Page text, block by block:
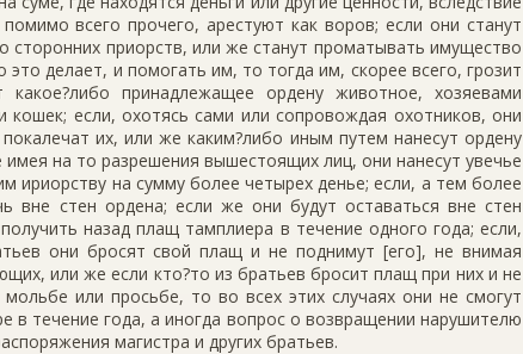
всего прочего, арестуют как воров; если они станут
сторонних приорств, или же станут проматывать имущество
делает, и помогать им, то тогда им, скорее всего, грозит
принадлежащее ордену животное, хозяевами
если, охотясь сами или сопровождая охотников, они
их, или же каким?либо иным путем нанесут ордену
на то разрешения вышестоящих лиц, они нанесут увечье
ириорству на сумму более четырех денье; если, а тем более
стен ордена; если же они будут оставаться вне стен
назад плащ тамплиера в течение одного года; если,
они бросят свой плащ и не поднимут [его], не внимая
или же если кто?то из братьев бросит плащ при них и не
или просьбе, то во всех этих случаях они не смогут
в течение года, а иногда вопрос о возвращении нарушителю
магистра и других братьев.